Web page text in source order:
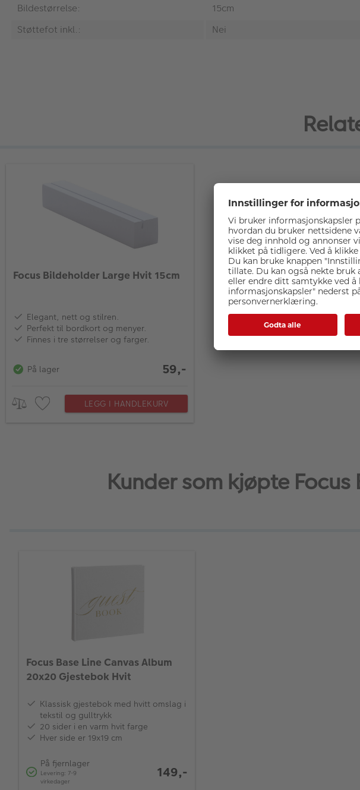
Bildestørrelse:
15cm
Støttefot inkl.:
Nei
Focus Bildeholder Large Hvit 15cm
Elegant, nett og stilren.
Perfekt til bordkort og menyer.
Finnes i tre størrelser og farger.
På lager 59,-
LEGG I HANDLEKURV
Kunder som kjøpte
Focus Base Line Canvas Album
20x20 Gjestebok Hvit
Klassisk gjestebok med hvitt omslag i
tekstil og gulltrykk
20 sider i en varm hvit farge
Hver side er 19x19 cm
På fjernlager
Levering: 7-9
virkedager
149,-